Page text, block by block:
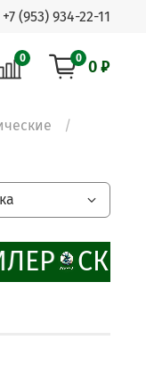
+7 (953) 934-22-11
0 0 0 ₽